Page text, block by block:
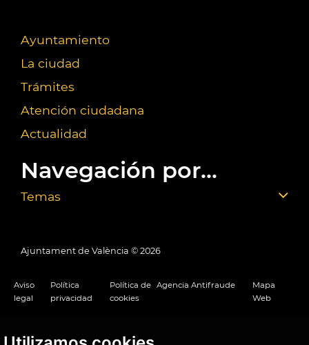
Ayuntamiento
La ciudad
Trámites
Atención ciudadana
Actualidad
Navegación por...
Temas
Ajuntament de València © 2026
Aviso
legal
Política
privacidad
Política de
cookies
Agencia Antifraude
Mapa
Web